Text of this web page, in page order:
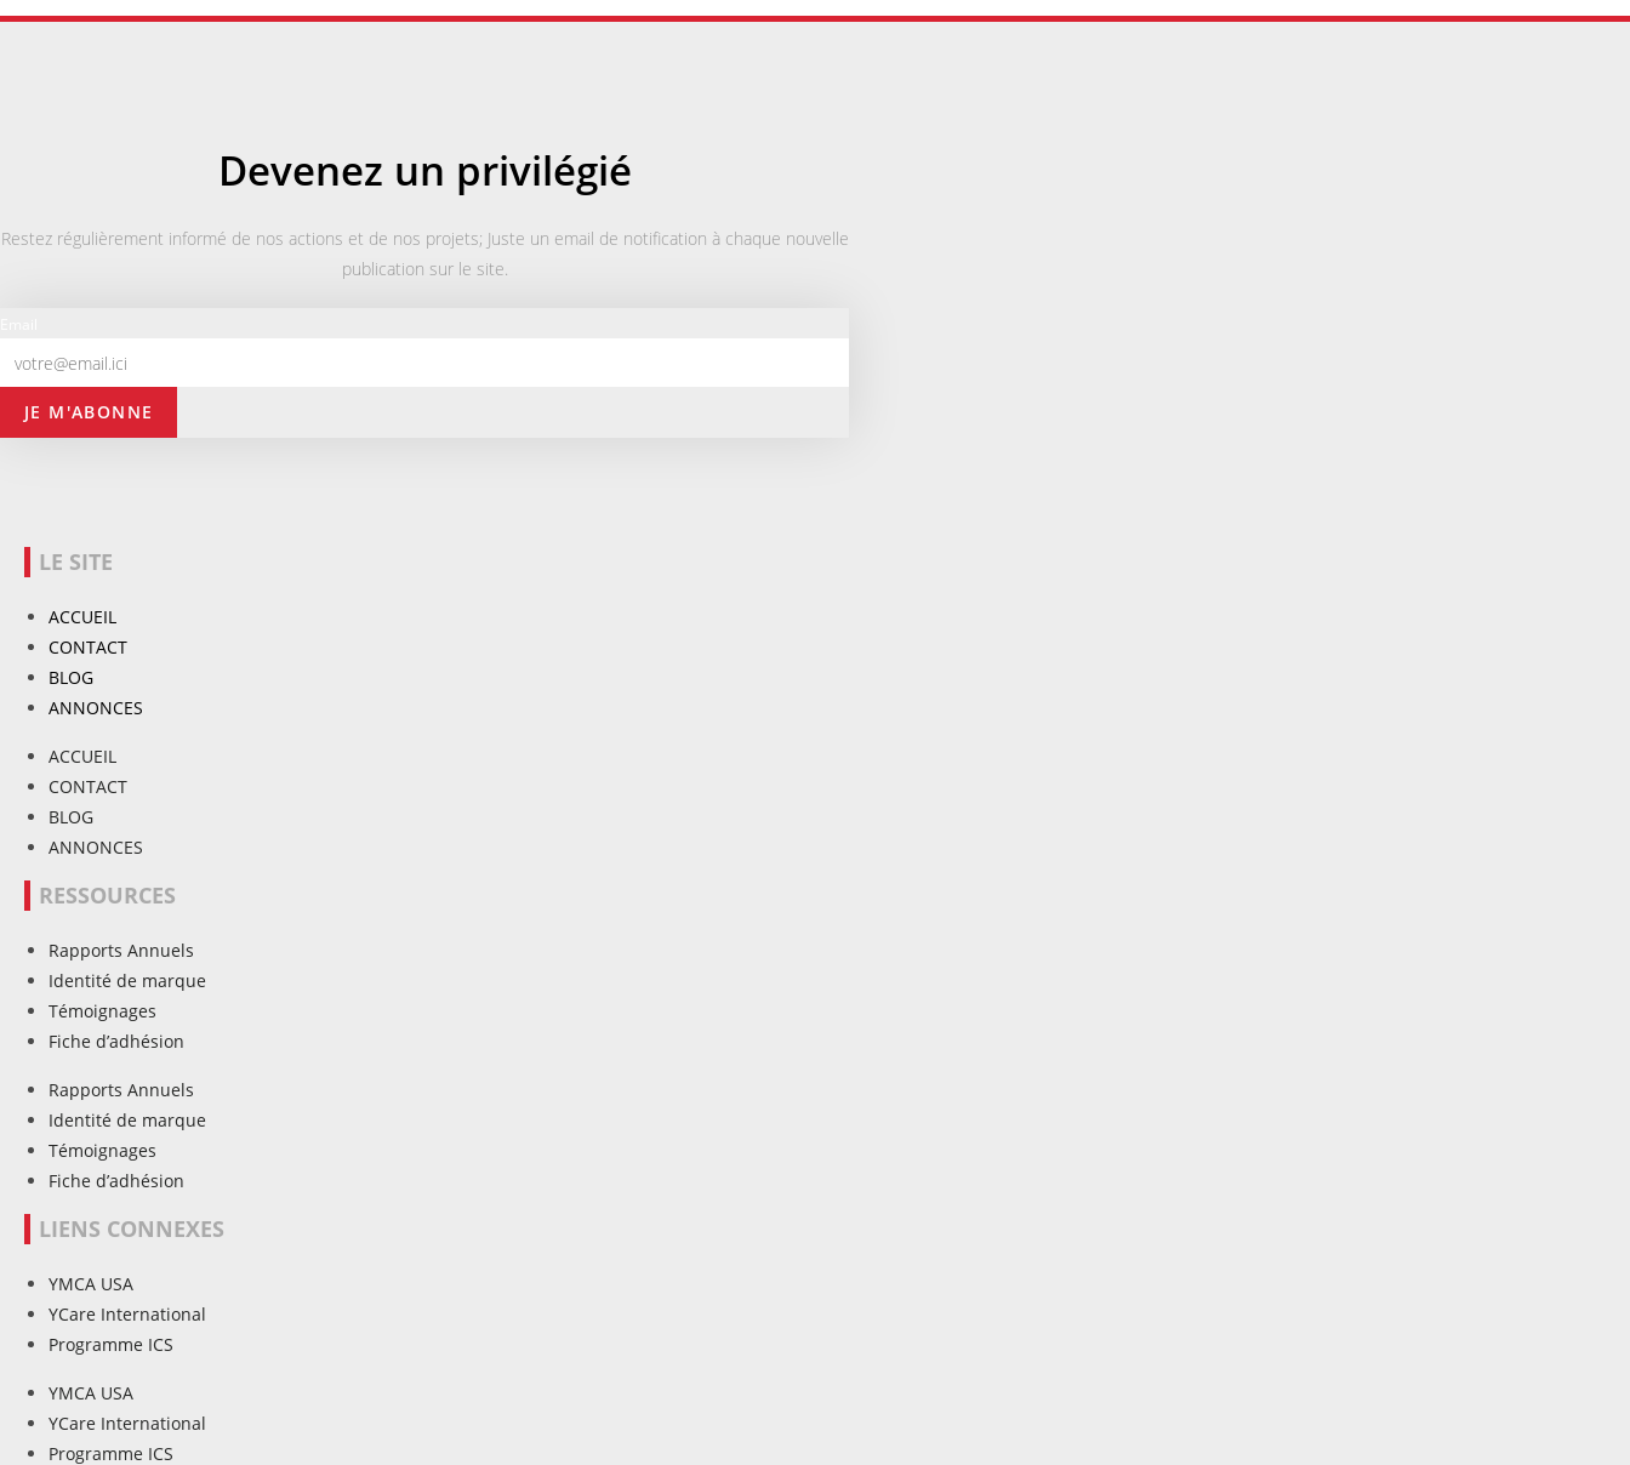
Devenez un privilégié
Restez régulièrement informé de nos actions et de nos projets; Juste un email de notification à chaque nouvelle
publication sur le site.
JE M'ABONNE
LE SITE
ACCUEIL
CONTACT
BLOG
ANNONCES
ACCUEIL
CONTACT
BLOG
ANNONCES
RESSOURCES
Rapports Annuels
Identité de marque
Témoignages
Fiche d’adhésion
Rapports Annuels
Identité de marque
Témoignages
Fiche d’adhésion
LIENS CONNEXES
YMCA USA
YCare International
Programme ICS
YMCA USA
YCare International
Programme ICS